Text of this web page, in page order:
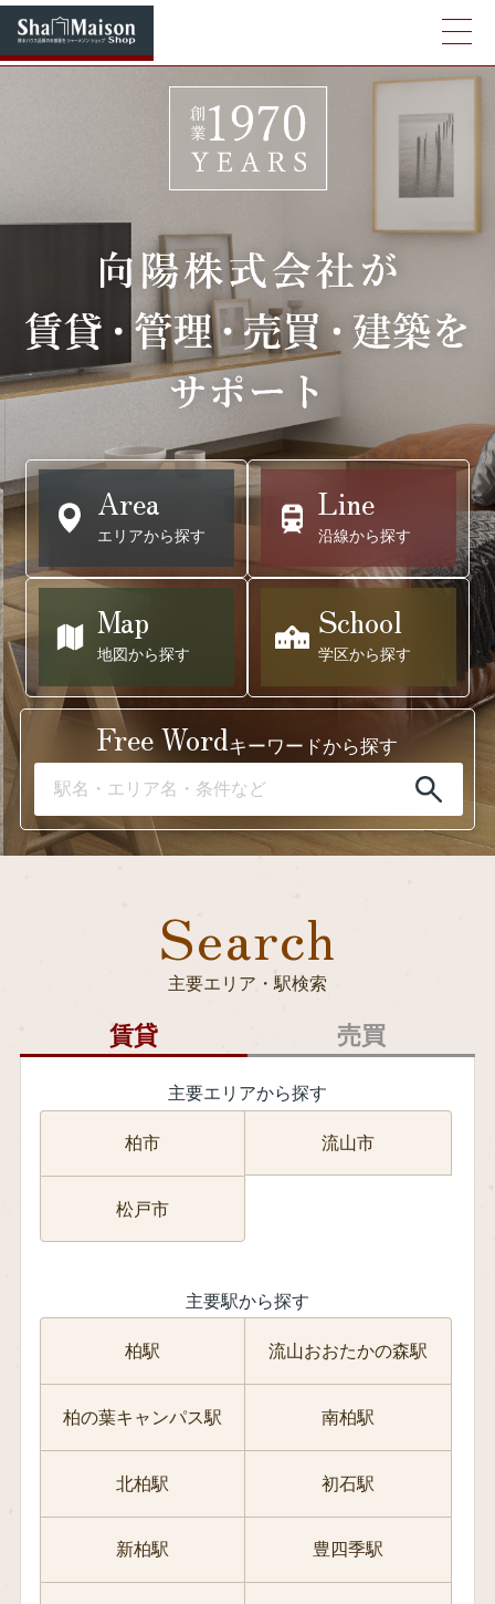
Area
エリアから探す
Line
沿線から探す
Map
地図から探す
School
学区から探す
Free Wordキーワードから探す
Search
主要エリア・駅検索
賃貸 売買
主要エリアから探す
柏市 流山市
松戸市
主要駅から探す
柏駅 流山おおたかの森駅
柏の葉キャンパス駅 南柏駅
北柏駅 初石駅
新柏駅 豊四季駅